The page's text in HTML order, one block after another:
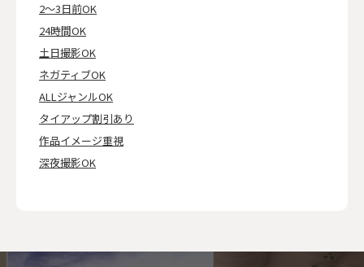
2～3日前OK
24時間OK
土日撮影OK
ネガティブOK
ALLジャンルOK
タイアップ割引あり
作品イメージ重視
深夜撮影OK